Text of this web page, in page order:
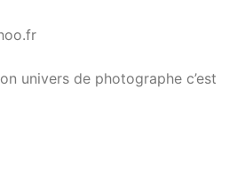
univers de photographe c’est